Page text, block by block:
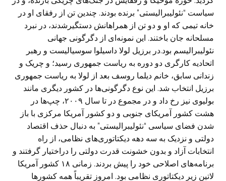
سیاست “نئولیبرالیستی” برنده بودند. چندین تن از رفقای او در
خانه تیمی که او و دو تن از همراهانش دستگیرشدند، در نبرد
مسلحانه جان باختند. این نمونه‌ای از دگرگونی جهانی
نئولیبرالیسم بود.در برزیل لولا داسیلوا سوسیالیست و رهبر
اتحادیه کارگری دو دوره به ریاست جمهوری رسید؛ و چریک و
زندانی سابق، خانم دیلما روسف بعد از لولا به ریاست جمهوری
برزیل انتخاب شد. این نوع دگرگونی‌ها در کشور دیگری مانند
بولیوی نیز رخ داد و در مجموع در تا سال ۲۰۰۹، چپ‌ها در
هشت کشور آمریکای جنوبی و دو کشور آمریکا مرکزی با باز
شدن فضای سیاسی “نئولیبرالیستی” به دنبال حذف اقتصاد
دولتی و نزدیک به سه دهه دیکتاتوری‌های نظامی، از راه
انتخابات آزاد و بدون خشونت قدرت دولتی را دراختیار گرفتند و
برنامه‌های اصلاحی خود را پیش بردند. زمانی ۱۸ کشور آمریکا
لاتین زیر دیکتاتوری نظامی بود. امروز تقریباً همه کشورها